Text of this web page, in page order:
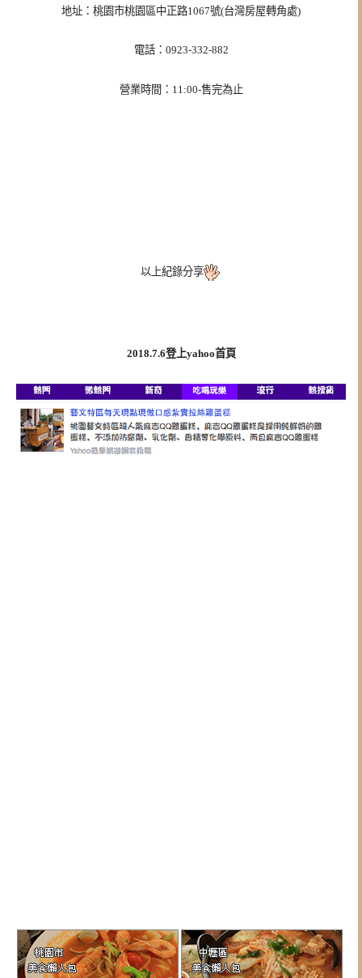
地址：桃園市桃園區中正路1067號(台灣房屋轉角處)
電話：0923-332-882
營業時間：11:00-售完為止
以上紀錄分享
2018.7.6登上yahoo首頁